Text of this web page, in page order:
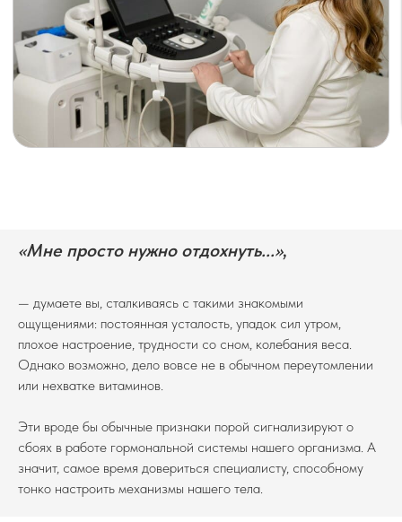
«Мне просто нужно отдохнуть...»,
— думаете вы, сталкиваясь с такими знакомыми
ощущениями: постоянная усталость, упадок сил утром,
плохое настроение, трудности со сном, колебания веса.
Однако возможно, дело вовсе не в обычном переутомлении
или нехватке витаминов.
Эти вроде бы обычные признаки порой сигнализируют о
сбоях в работе гормональной системы нашего организма. А
значит, самое время довериться специалисту, способному
тонко настроить механизмы нашего тела.